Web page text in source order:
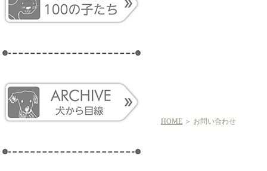
HOME ＞ お問い合わせ